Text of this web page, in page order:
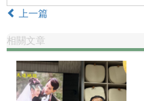
上一篇
相關文章